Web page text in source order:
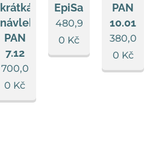
krátká
návleková
PAN
7.12
700,0
0 Kč
EpiSan
480,9
0 Kč
PAN
10.01
380,0
0 Kč